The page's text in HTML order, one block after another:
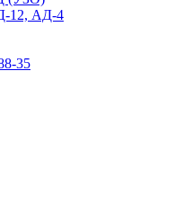
12, АД-4
35